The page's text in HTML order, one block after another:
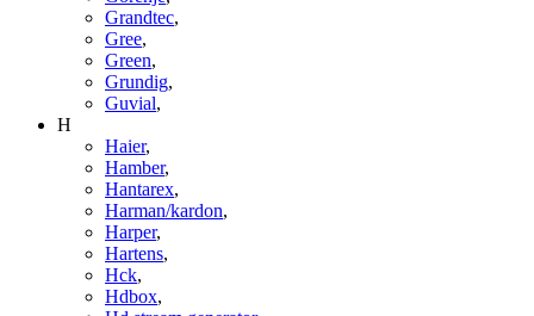
Grandtec,
Gree,
Green,
Grundig,
Guvial,
H
Haier,
Hamber,
Hantarex,
Harman/kardon,
Harper,
Hartens,
Hck,
Hdbox,